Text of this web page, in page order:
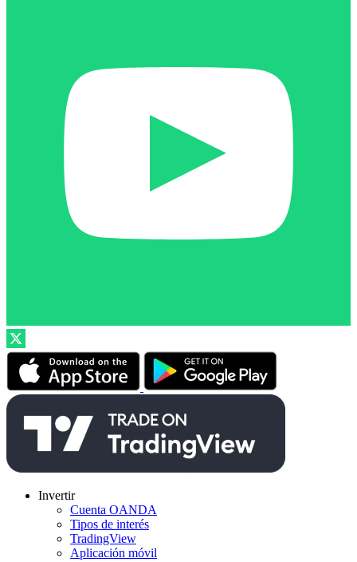
Invertir
Cuenta OANDA
Tipos de interés
TradingView
Aplicación móvil